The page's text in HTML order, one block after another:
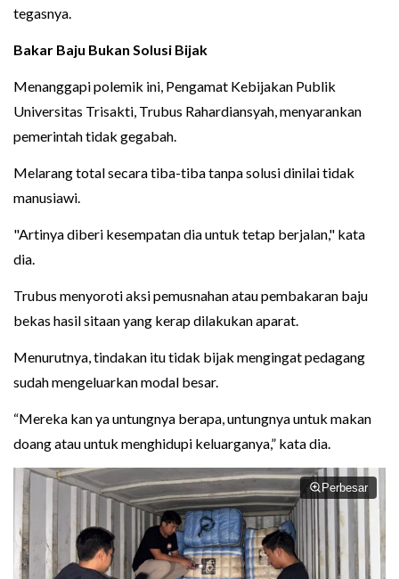
tegasnya.
Bakar Baju Bukan Solusi Bijak
Menanggapi polemik ini, Pengamat Kebijakan Publik
Universitas Trisakti, Trubus Rahardiansyah, menyarankan
pemerintah tidak gegabah.
Melarang total secara tiba-tiba tanpa solusi dinilai tidak
manusiawi.
"Artinya diberi kesempatan dia untuk tetap berjalan," kata
dia.
Trubus menyoroti aksi pemusnahan atau pembakaran baju
bekas hasil sitaan yang kerap dilakukan aparat.
Menurutnya, tindakan itu tidak bijak mengingat pedagang
sudah mengeluarkan modal besar.
“Mereka kan ya untungnya berapa, untungnya untuk makan
doang atau untuk menghidupi keluarganya,” kata dia.
Perbesar